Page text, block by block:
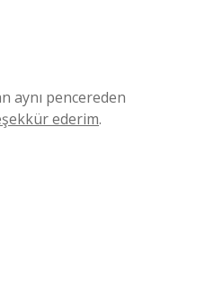
aynı pencereden
ederim.